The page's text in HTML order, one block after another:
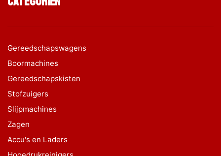
Gereedschapswagens
Boormachines
Gereedschapskisten
Stofzuigers
Slijpmachines
Zagen
Accu's en Laders